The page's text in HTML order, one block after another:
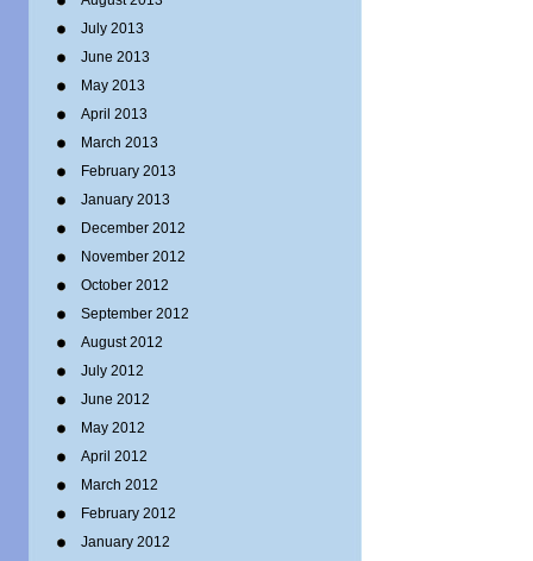
July 2013
June 2013
May 2013
April 2013
March 2013
February 2013
January 2013
December 2012
November 2012
October 2012
September 2012
August 2012
July 2012
June 2012
May 2012
April 2012
March 2012
February 2012
January 2012